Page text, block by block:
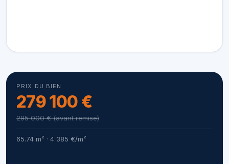
PRIX DU BIEN
279 100 €
295 000 € (avant remise)
65.74 m² · 4 385 €/m²